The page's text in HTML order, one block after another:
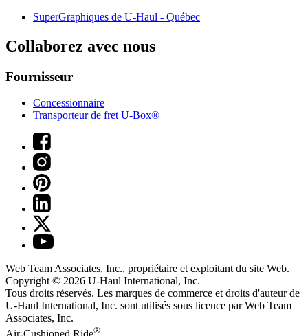
SuperGraphiques de U-Haul - Québec
Collaborez avec nous
Fournisseur
Concessionnaire
Transporteur de fret U-Box®
Web Team Associates, Inc., propriétaire et exploitant du site Web.
Copyright © 2026 U-Haul International, Inc.
Tous droits réservés. Les marques de commerce et droits d'auteur de
U-Haul International, Inc. sont utilisés sous licence par Web Team
Associates, Inc.
Air-Cushioned Ride®